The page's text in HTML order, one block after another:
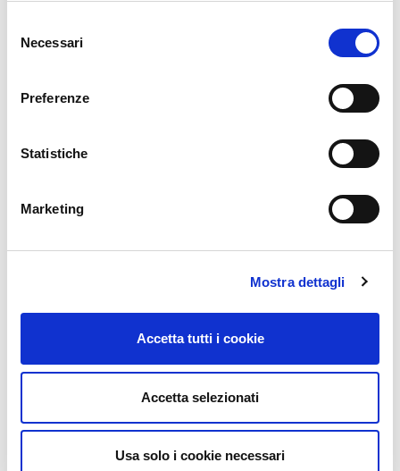
delNecessari
Preferenze
Statistiche
Marketing
Mostra dettagli
Accetta tutti i cookie
Accetta selezionati
Usa solo i cookie necessari